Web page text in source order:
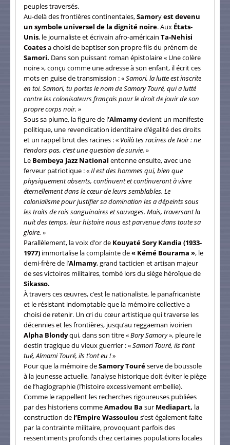
peuples traversés.
Au-delà des frontières continentales,Samoryest devenu
un symbole universel de la dignité noire. Aux États-
Unis, le journaliste et écrivain afro-américain Ta-Nehisi
Coatesa choisi de baptiser son propre fils du prénom de
Samori. Dans son puissant roman épistolaire « Une colère
noire », conçu comme une adresse à son enfant, il écrit ces
mots en guise de transmission : «Samori, la lutte est inscrite
en toi. Samori, tu portes le nom de Samory Touré, qui a lutté
contre les colonisateurs français pour le droit de jouir de son
propre corps noir. »
Sous sa plume, la figure de l’Almamydevient un manifeste
politique, une revendication identitaire d’égalité des droits
et un rappel brut des racines : « Voilà tes racines de Noir : ne
t’endors pas, c’est une question de survie. »
Le Bembeya Jazz National entonne ensuite, avec une
ferveur patriotique : «Il est des hommes qui, bien que
physiquement absents, continuent et continueront à vivre
éternellement dans le cœur de leurs semblables. Le
colonialisme pour justifier sa domination les a dépeints sous
les traits de rois sanguinaires et sauvages. Mais, traversant la
nuit des temps, leur histoire nous est parvenue dans toute sa
gloire. »
Parallèlement, la voix d’or de Kouyaté Sory Kandia (1933-
1977) immortalise la complainte de« Kémé Bourama », le
demi-frère de l’Almamy, grand tacticien et artisan majeur
de ses victoires militaires, tombé lors du siège héroïque de
Sikasso.
À travers ces œuvres, c’est le nationaliste, le panafricaniste
et le résistant indomptable que la mémoire collective a
choisi de retenir. Un cri du cœur artistique qui traverse les
décennies et les frontières, jusqu’au reggaeman ivoirien
Alpha Blondyqui, dans son titre «Bory Samory», pleure le
destin tragique du vieux guerrier : «Samori Touré, ils t’ont
tué, Almami Touré, ils t’ont eu !»
Pour que la mémoire deSamory Touréserve de boussole
à la jeunesse actuelle, l’analyse historique doit éviter le piège
de l’hagiographie (l’histoire excessivement embellie).
Comme le rappellent les recherches rigoureuses publiées
par des historiens commeAmadou Ba sur Mediapart, la
construction de l’Empire Wassoulou s’est également faite
par la contrainte militaire, provoquant parfois des
ressentiments profonds chez certaines populations locales